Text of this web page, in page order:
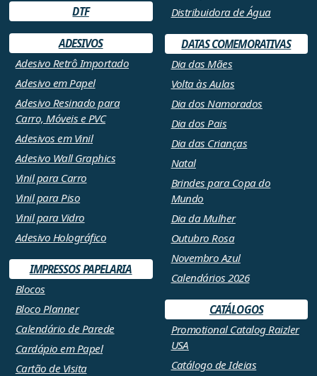
DTF
ADESIVOS
Adesivo Retrô Importado
Adesivo em Papel
Adesivo Resinado para
Carro, Móveis e PVC
Adesivos em Vinil
Adesivo Wall Graphics
Vinil para Carro
Vinil para Piso
Vinil para Vidro
Adesivo Holográfico
IMPRESSOS PAPELARIA
Blocos
Bloco Planner
Calendário de Parede
Cardápio em Papel
Cartão de Visita
Distribuidora de Água
DATAS COMEMORATIVAS
Dia das Mães
Volta às Aulas
Dia dos Namorados
Dia dos Pais
Dia das Crianças
Natal
Brindes para Copa do
Mundo
Dia da Mulher
Outubro Rosa
Novembro Azul
Calendários 2026
CATÁLOGOS
Promotional Catalog Raizler
USA
Catálogo de Ideias